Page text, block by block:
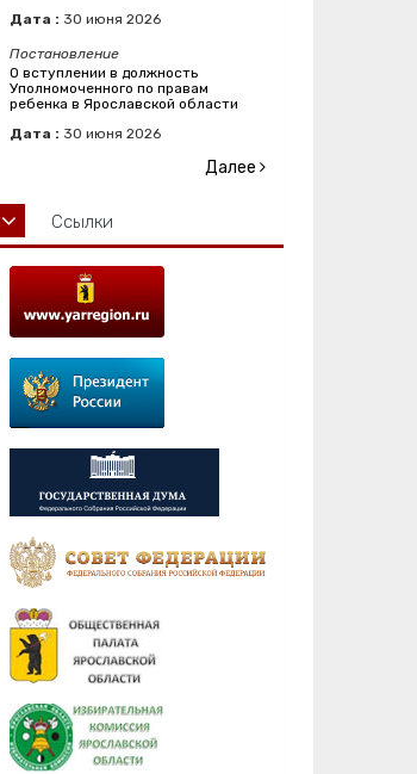
Дата : 30 июня 2026
Постановление
О вступлении в должность
Уполномоченного по правам
ребенка в Ярославской области
Дата : 30 июня 2026
Далее
Ссылки